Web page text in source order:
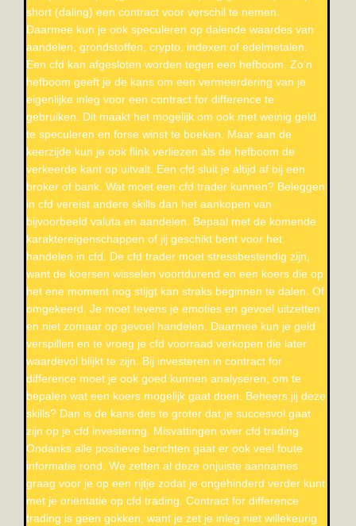
short (daling) een contract voor verschil te nemen.
Daarmee kun je ook speculeren op dalende waardes van
aandelen, grondstoffen, crypto, indexen of edelmetalen.
Een cfd kan afgesloten worden tegen een hefboom. Zo’n
hefboom geeft je de kans om een vermeerdering van je
eigenlijke inleg voor een contract for difference te
gebruiken. Dit maakt het mogelijk om ook met weinig geld
te speculeren en forse winst te boeken. Maar aan de
keerzijde kun je ook flink verliezen als de hefboom de
verkeerde kant op uitvalt. Een cfd sluit je altijd af bij een
broker of bank. Wat moet een cfd trader kunnen? Beleggen
in cfd vereist andere skills dan het aankopen van
bijvoorbeeld valuta en aandelen. Bepaal met de komende
karaktereigenschappen of jij geschikt bent voor het
handelen in cfd. De cfd trader moet stressbestendig zijn,
want de koersen wisselen voortdurend en een koers die op
het ene moment nog stijgt kan straks beginnen te dalen. Of
omgekeerd. Je moet tevens je emoties en gevoel uitzetten
en niet zomaar op gevoel handelen. Daarmee kun je geld
verspillen en te vroeg je cfd voorraad verkopen die later
waardevol blijkt te zijn. Bij investeren in contract for
difference moet je ook goed kunnen analyseren, om te
bepalen wat een koers mogelijk gaat doen. Beheers jij deze
skills? Dan is de kans des te groter dat je succesvol gaat
zijn op je cfd investering. Misvattingen over cfd trading
Ondanks alle positieve berichten gaat er ook veel foute
informatie rond. We zetten al deze onjuiste aannames
graag voor je op een rijtje zodat je ongehinderd verder kunt
met je oriëntatie op cfd trading. Contract for difference
trading is geen gokken, want je zet je inleg niet willekeurig